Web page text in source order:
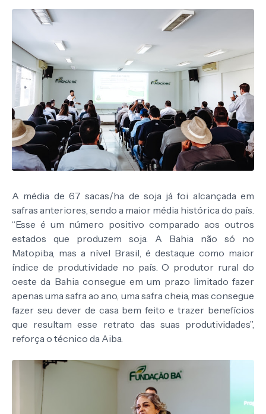
A média de 67 sacas/ha de soja já foi alcançada em
safras anteriores, sendo a maior média histórica do país.
“Esse é um número positivo comparado aos outros
estados que produzem soja. A Bahia não só no
Matopiba, mas a nível Brasil, é destaque como maior
índice de produtividade no país. O produtor rural do
oeste da Bahia consegue em um prazo limitado fazer
apenas uma safra ao ano, uma safra cheia, mas consegue
fazer seu dever de casa bem feito e trazer benefícios
que resultam esse retrato das suas produtividades”,
reforça o técnico da Aiba.